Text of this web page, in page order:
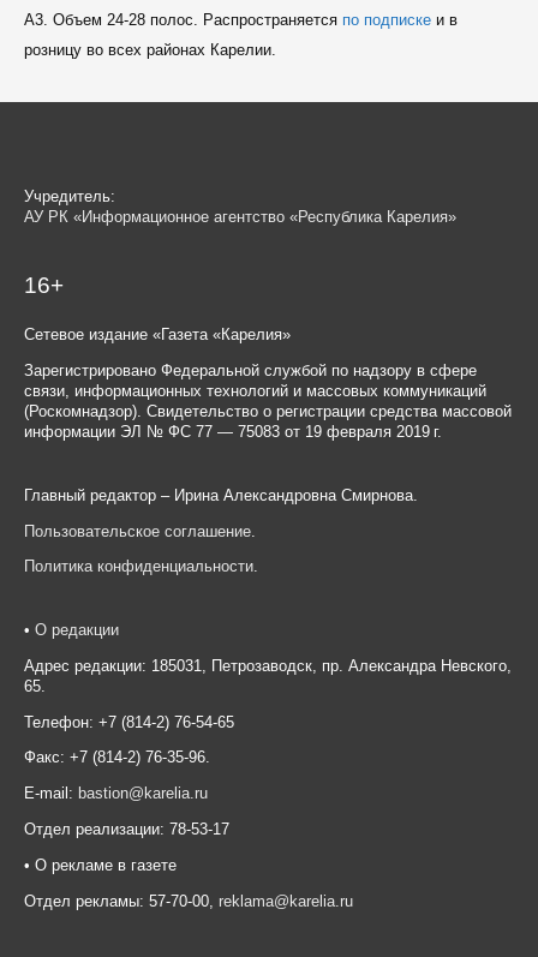
A3. Объем 24-28 полос. Распространяется по подпискеи в
розницу во всех районах Карелии.
Учредитель:
АУ РК «Информационное агентство «Республика Карелия»
16+
Сетевое издание «Газета «Карелия»
Зарегистрировано Федеральной службой по надзору в сфере
связи, информационных технологий и массовых коммуникаций
(Роскомнадзор). Свидетельство о регистрации средства массовой
информации ЭЛ № ФС 77 — 75083 от 19 февраля 2019 г.
Главный редактор – Ирина Александровна Смирнова.
Пользовательское соглашение
Политика конфиденциальности.
• О редакции
Адрес редакции: 185031, Петрозаводск, пр. Александра Невского,
65.
Телефон: +7 (814-2) 76-54-65
Факс: +7 (814-2) 76-35-96.
E-mail: bastion@karelia.ru
Отдел реализации: 78-53-17
• О рекламе в газете
Отдел рекламы: 57-70-00, reklama@karelia.ru